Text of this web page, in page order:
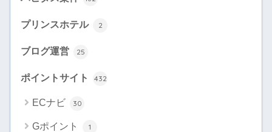
プリンスホテル 2
ブログ運営 25
ポイントサイト 432
ECナビ 30
Gポイント 1